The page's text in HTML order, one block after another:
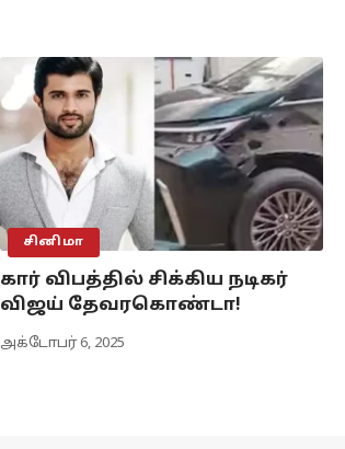
சினிமா
கார் விபத்தில் சிக்கிய நடிகர்
விஜய் தேவரகொண்டா!
அக்டோபர் 6, 2025